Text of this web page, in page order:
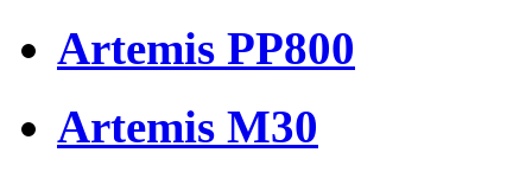
Artemis PP800
Artemis M30